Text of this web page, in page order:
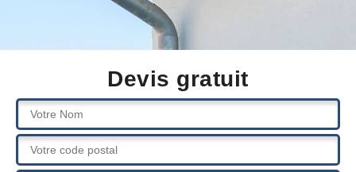
Devis gratuit